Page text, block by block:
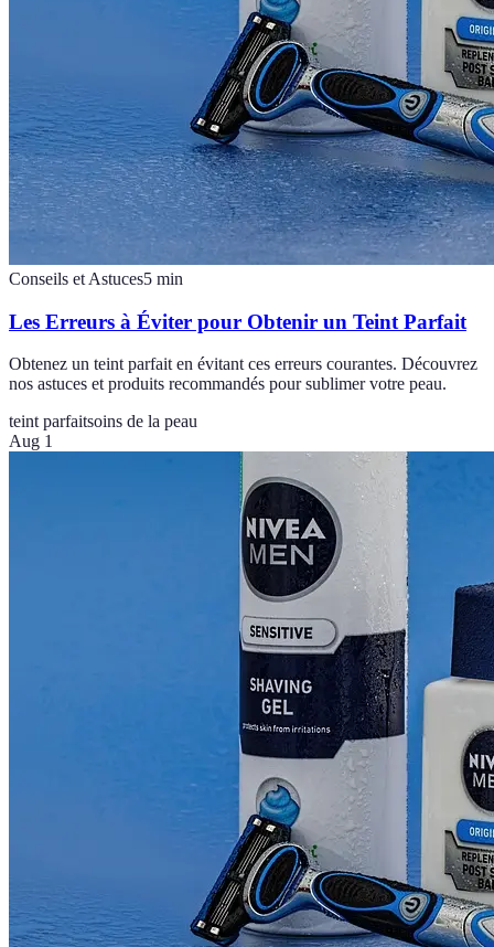
Conseils et Astuces5 min
Les Erreurs à Éviter pour Obtenir un Teint Parfait
Obtenez un teint parfait en évitant ces erreurs courantes. Découvrez
nos astuces et produits recommandés pour sublimer votre peau.
teint parfaitsoins de la peau
Aug 1